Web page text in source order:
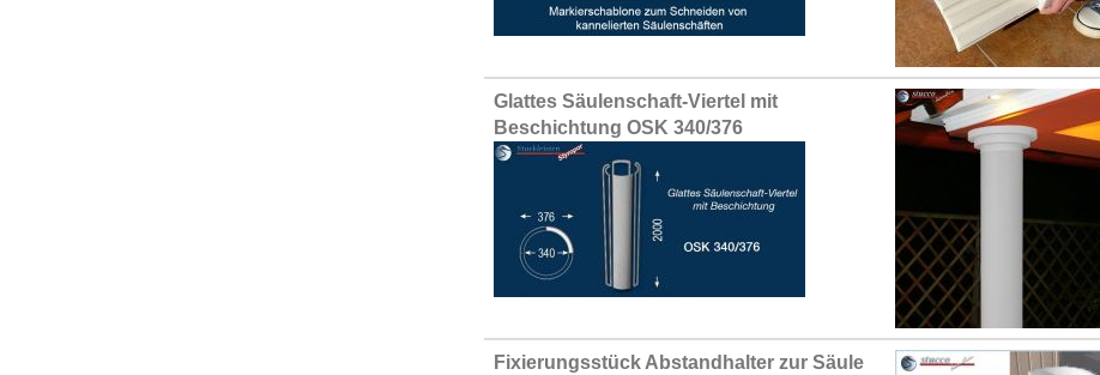
Glattes Säulenschaft-Viertel mit
Beschichtung OSK 340/376
Fixierungsstück Abstandhalter zur Säule